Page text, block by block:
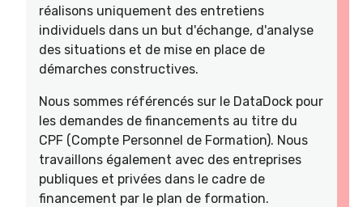
réalisons uniquement des entretiens
individuels dans un but d'échange, d'analyse
des situations et de mise en place de
démarches constructives.
Nous sommes référencés sur le DataDock pour
les demandes de financements au titre du
CPF (Compte Personnel de Formation). Nous
travaillons également avec des entreprises
publiques et privées dans le cadre de
financement par le plan de formation.